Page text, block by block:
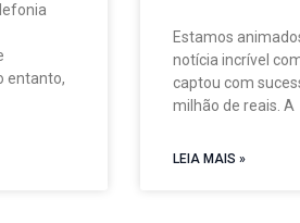
entanto,
Estamos
notícia incrível
captou com
milhão de reais. A
LEIA MAIS »